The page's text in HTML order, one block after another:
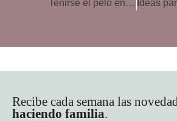
Teñirse el pelo en casa, ¿te atreves?
Recibe cada semana las
haciendo familia.